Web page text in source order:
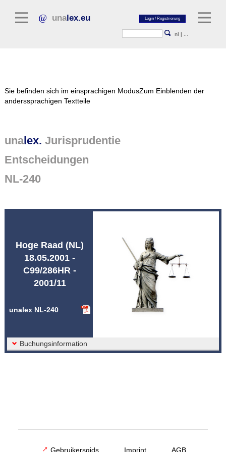
unalex.eu
nl |
Regelgevende teksten
Jurisprudentie
Sie befinden sich im einsprachigen ModusZum Einblenden der
anderssprachigen Textteile
unalex. Jurisprudentie
Entscheidungen
NL-240
Hoge Raad (NL)
18.05.2001 -
C99/286HR -
2001/11
unalex NL-240
Buchungsinformation
Gebruikersgids Imprint AGB